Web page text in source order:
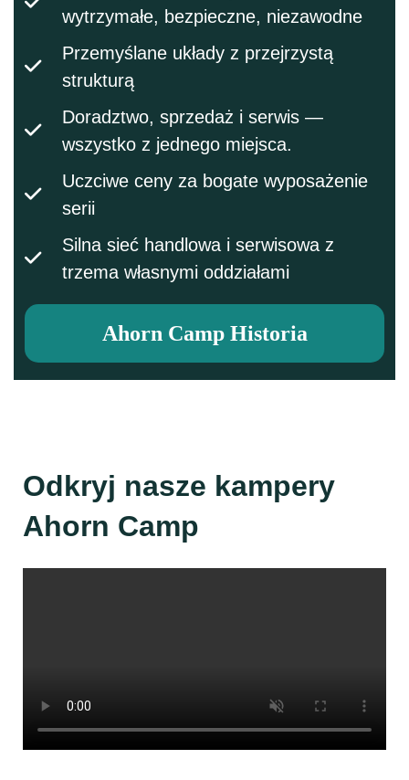
wytrzymałe, bezpieczne, niezawodne
Przemyślane układy z przejrzystą
strukturą
Doradztwo, sprzedaż i serwis —
wszystko z jednego miejsca.
Uczciwe ceny za bogate wyposażenie
serii
Silna sieć handlowa i serwisowa z
trzema własnymi oddziałami
Ahorn Camp Historia
Odkryj nasze kampery
Ahorn Camp